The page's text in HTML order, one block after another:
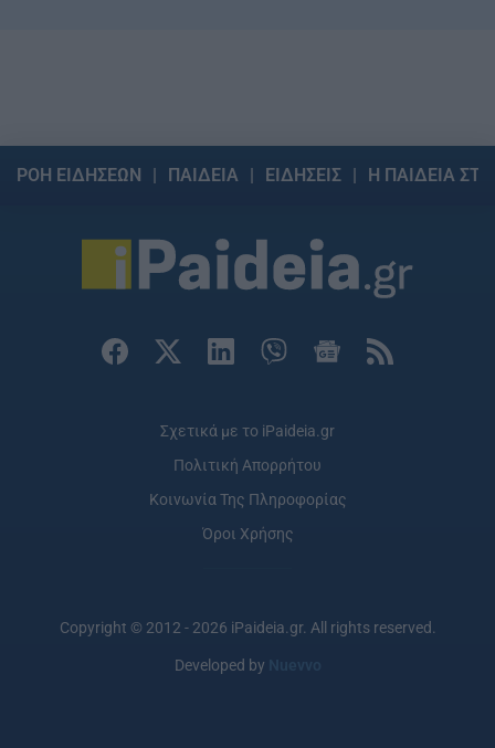
ΡΟΗ ΕΙΔΗΣΕΩΝ ΠΑΙΔΕΙΑ ΕΙΔΗΣΕΙΣ Η ΠΑΙΔΕΙΑ
Σχετικά με το iPaideia.gr
Πολιτική Απορρήτου
Κοινωνία Της Πληροφορίας
Όροι Χρήσης
Copyright © 2012 - 2026 iPaideia.gr. All rights reserved.
Developed by